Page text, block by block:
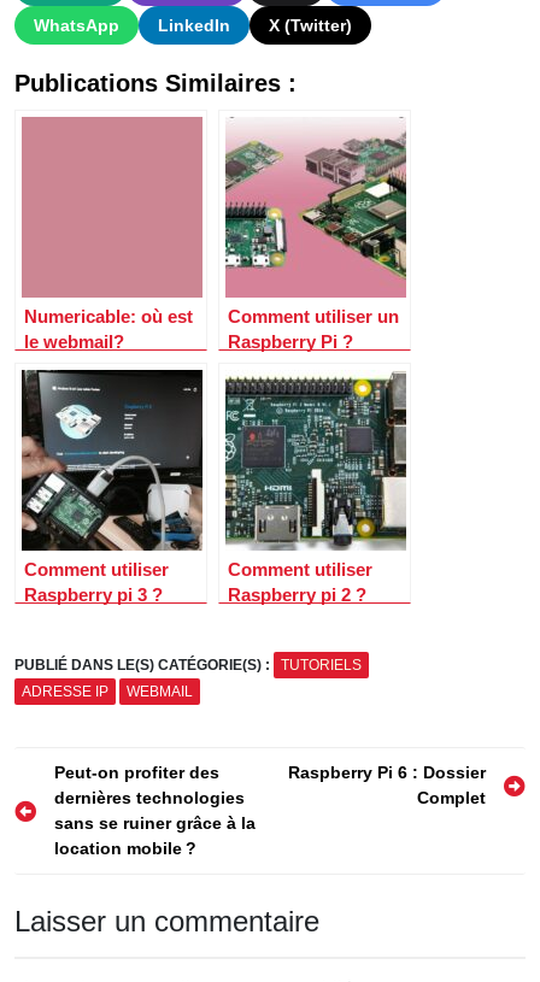
WhatsApp
LinkedIn X (Twitter)
Publications Similaires :
Numericable: où est
le webmail?
Comment utiliser un
Raspberry Pi ?
Comment utiliser
Raspberry pi 3 ?
Comment utiliser
Raspberry pi 2 ?
PUBLIÉ DANS LE(S) CATÉGORIE(S) :
TUTORIELS
ADRESSE IP
WEBMAIL
Navigation
de
l’article
Peut-on profiter des
dernières technologies
sans se ruiner grâce à la
location mobile ?
Raspberry Pi 6 : Dossier
Complet
Laisser un commentaire